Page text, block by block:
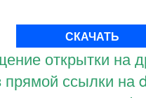
СКАЧАТЬ
открытки на
прямой ссылки на